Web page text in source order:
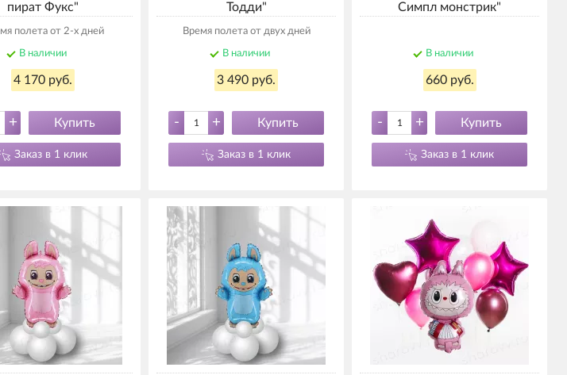
пират Фукс"
полета от 2-х дней
В наличии
4 170 руб.
+ Купить
Заказ в 1 клик
Тодди"
Время полета от двух дней
В наличии
3 490 руб.
- + Купить
Заказ в 1 клик
Симпл монстрик"
В наличии
660 руб.
- + Купить
Заказ в 1 клик